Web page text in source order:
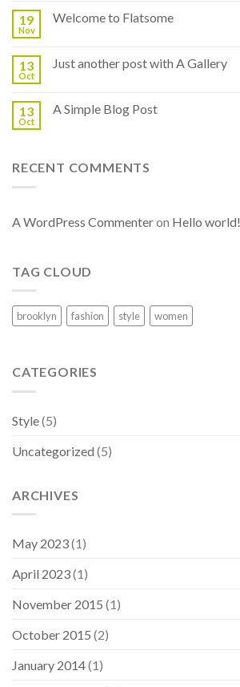
19
Nov
Welcome to Flatsome
13
Oct
Just another post with A Gallery
13
Oct
A Simple Blog Post
RECENT COMMENTS
A WordPress Commenteron Hello world!
TAG CLOUD
brooklyn fashion style women
CATEGORIES
Style(5)
Uncategorized (5)
ARCHIVES
May 2023(1)
April 2023(1)
November 2015 (1)
October 2015 (2)
January 2014(1)